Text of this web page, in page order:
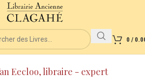
0 /
Eecloo, libraire - expert